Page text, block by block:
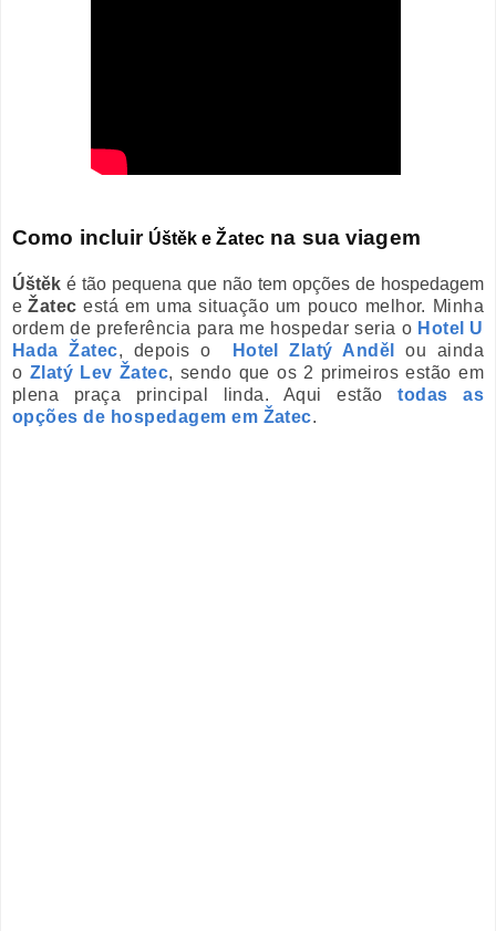
Como incluir Úštěk eŽatec na sua viagem
Úštěk é tão pequena que não tem opções de hospedagem
eŽatec está em uma situação um pouco melhor. Minha
ordem de preferência para me hospedar seria o Hotel U
Hada Žatec, depois o Hotel Zlatý Anděl
ou ainda
o Zlatý Lev Žatec, sendo que os 2 primeiros estão em
plena praça principal linda. Aqui estãotodas as
opções de hospedagem em Žatec.